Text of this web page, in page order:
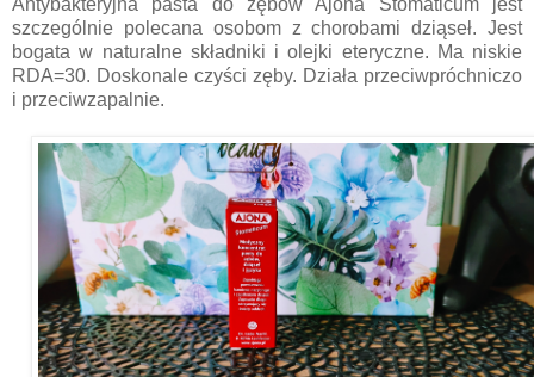
Antybakteryjna pasta do zębów Ajona Stomaticum jest
szczególnie polecana osobom z chorobami dziąseł. Jest
bogata w naturalne składniki i olejki eteryczne. Ma niskie
RDA=30. Doskonale czyści zęby. Działa przeciwpróchniczo
i przeciwzapalnie.